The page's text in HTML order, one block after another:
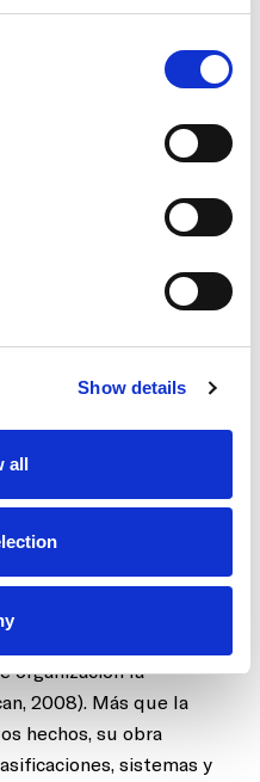
Show details
all
Finalmente, un
y la espiritualidad. Sin
La pantalla
en el suelo
desencajados, recita
en las que
interés formal por los
la gran variedad
objetos físicos
metal, minerales y
su significado
organización la
2008). Más que la
hechos, su obra
sistemas y